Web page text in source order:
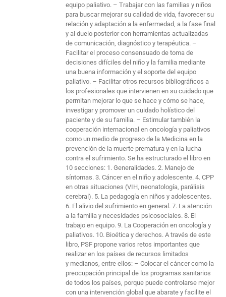
equipo paliativo. – Trabajar con las familias y niños
para buscar mejorar su calidad de vida, favorecer su
relación y adaptación a la enfermedad, a la fase final
y al duelo posterior con herramientas actualizadas
de comunicación, diagnóstico y terapéutica. –
Facilitar el proceso consensuado de toma de
decisiones difíciles del niño y la familia mediante
una buena información y el soporte del equipo
paliativo. – Facilitar otros recursos bibliográficos a
los profesionales que intervienen en su cuidado que
permitan mejorar lo que se hace y cómo se hace,
investigar y promover un cuidado holístico del
paciente y de su familia. – Estimular también la
cooperación internacional en oncología y paliativos
como un medio de progreso de la Medicina en la
prevención de la muerte prematura y en la lucha
contra el sufrimiento. Se ha estructurado el libro en
10 secciones: 1. Generalidades. 2. Manejo de
síntomas. 3. Cáncer en el niño y adolescente. 4. CPP
en otras situaciones (VIH, neonatología, parálisis
cerebral). 5. La pedagogía en niños y adolescentes.
6. El alivio del sufrimiento en general. 7. La atención
a la familia y necesidades psicosociales. 8. El
trabajo en equipo. 9. La Cooperación en oncología y
paliativos. 10. Bioética y derechos. A través de este
libro, PSF propone varios retos importantes que
realizar en los países de recursos limitados
y medianos, entre ellos: – Colocar el cáncer como la
preocupación principal de los programas sanitarios
de todos los países, porque puede controlarse mejor
con una intervención global que abarate y facilite el